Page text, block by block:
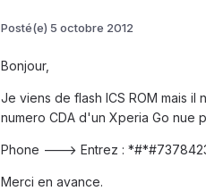
Posté(e) 5 octobre 2012
Bonjour,
Je viens de flash ICS ROM mais
numero CDA d'un Xperia Go nue
Phone ---> Entrez :
Merci en avance.